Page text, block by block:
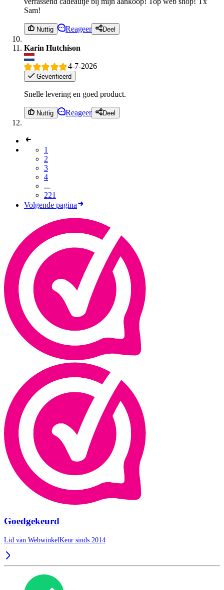
Sam!
Nuttig Reageer Deel
Karin Hutchison
4-7-2026
Geverifieerd
Snelle levering en goed product.
Nuttig Reageer Deel
1
2
3
4
...
221
Volgende pagina
Goedgekeurd
Lid van WebwinkelKeur sinds 2014